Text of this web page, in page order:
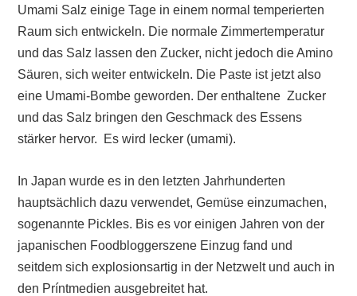
Umami Salz einige Tage in einem normal temperierten
Raum sich entwickeln. Die normale Zimmertemperatur
und das Salz lassen den Zucker, nicht jedoch die Amino
Säuren, sich weiter entwickeln. Die Paste ist jetzt also
eine Umami-Bombe geworden. Der enthaltene Zucker
und das Salz bringen den Geschmack des Essens
stärker hervor. Es wird lecker (umami).
In Japan wurde es in den letzten Jahrhunderten
hauptsächlich dazu verwendet, Gemüse einzumachen,
sogenannte Pickles. Bis es vor einigen Jahren von der
japanischen Foodbloggerszene Einzug fand und
seitdem sich explosionsartig in der Netzwelt und auch in
den Príntmedien ausgebreitet hat.